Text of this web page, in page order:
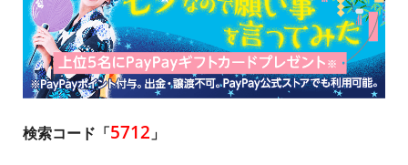
検索コード「5712 」